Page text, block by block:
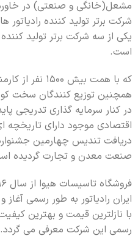
مشعل(خانگي و صنعتي) در
شركت برتر توليد كننده
يكي از سه شركت برتر توليد
است.
که با همت بيش
همچنين توزيع كنندگان سخت
در كنار سرمايه گذاري تدريجي
اقتصادي موجود داراي
دریافت تندیس چهارمین
صنعت معدن و تجارت گردیده
ایران رادیاتور به طور رسمی
با نازلترین قیمت و بهترین
رسمی این شرکت معرفی می گردد.